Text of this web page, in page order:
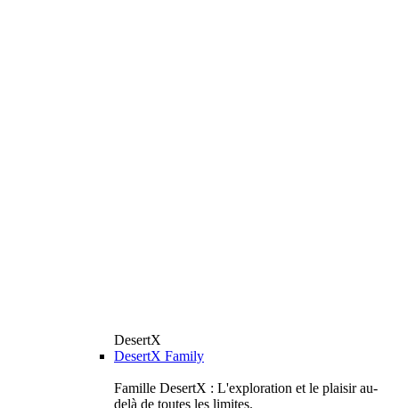
DesertX
DesertX Family
Famille DesertX : L'exploration et le plaisir au-
delà de toutes les limites.